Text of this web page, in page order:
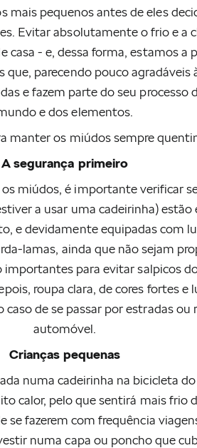
mais pequenos antes de eles
Evitar absolutamente o frio e a
casa - e, dessa forma, estamos a
que, parecendo pouco agradáveis
e fazem parte do seu processo
e dos elementos.
manter os miúdos sempre
A segurança primeiro
miúdos, é importante verificar
a usar uma cadeirinha)
e devidamente equipadas com
lamas, ainda que não sejam
importantes para evitar salpicos
roupa clara, de cores fortes e
caso de se passar por estradas ou
automóvel.
Crianças pequenas
numa cadeirinha na bicicleta
calor, pelo que sentirá mais frio
se fazerem com frequência
numa capa ou poncho que